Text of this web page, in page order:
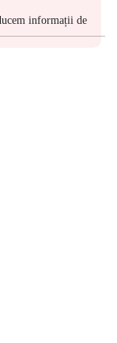
informații de